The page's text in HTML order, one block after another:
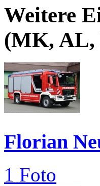
Weitere
(MK, AL,
Florian
1 Foto